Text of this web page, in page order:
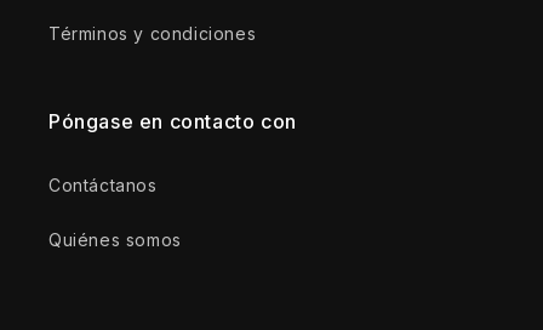
Términos y condiciones
Póngase en contacto con
Contáctanos
Quiénes somos